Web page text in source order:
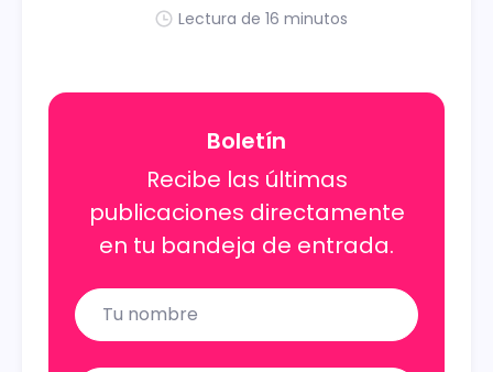
Lectura de 16 minutos
Boletín
Recibe las últimas
publicaciones directamente
en tu bandeja de entrada.
Name
Email